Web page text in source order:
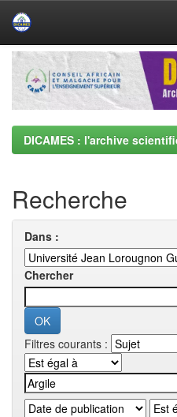
Skip
navigation
DICAMES : l'archive
Recherche
Dans :
Chercher
Filtres courants :